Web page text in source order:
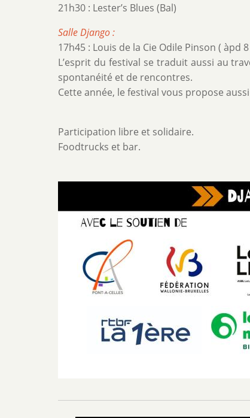
21h30 : Lester’s Blues (Bal)
Salle Django :
17h45 : Louis de la Cie Odile Pinson ( àpd
L’esprit du festival se traduit aussi au
spontanéité et de rencontres.
Cette année, le festival vous propose
Participation libre et solidaire.
Foodtrucks et bar.